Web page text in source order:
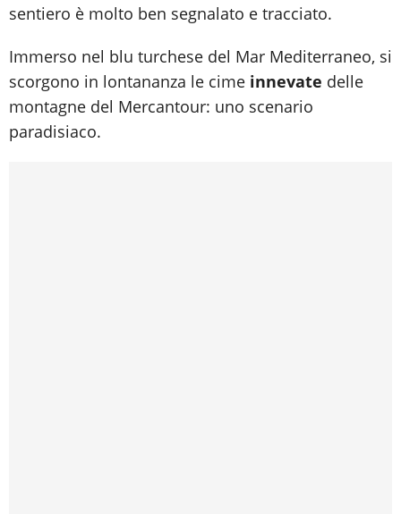
sentiero è molto ben segnalato e tracciato.
Immerso nel blu turchese del Mar Mediterraneo, si
scorgono in lontananza le cime innevate delle
montagne del Mercantour: uno scenario
paradisiaco.